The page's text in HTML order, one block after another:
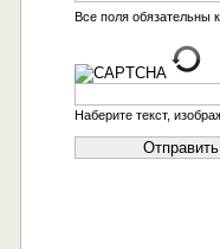
Все поля обязательны
Наберите текст,